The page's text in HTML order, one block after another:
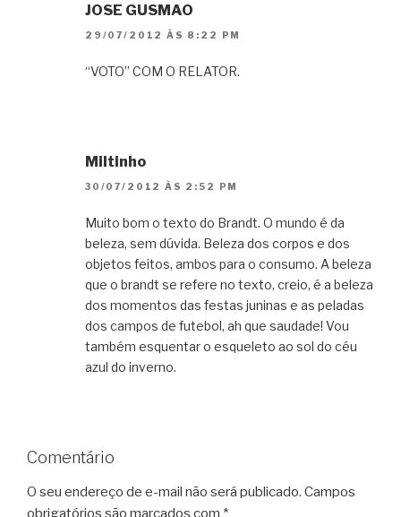
JOSE GUSMAO
29/07/2012 ÀS 8:22 PM
“VOTO” COM O RELATOR.
Miltinho
30/07/2012 ÀS 2:52 PM
Muito bom o texto do Brandt. O mundo é da
beleza, sem dúvida. Beleza dos corpos e dos
objetos feitos, ambos para o consumo. A beleza
que o brandt se refere no texto, creio, é a beleza
dos momentos das festas juninas e as peladas
dos campos de futebol, ah que saudade! Vou
também esquentar o esqueleto ao sol do céu
azul do inverno.
Comentário
O seu endereço de e-mail não será publicado. Campos
obrigatórios são marcados com *